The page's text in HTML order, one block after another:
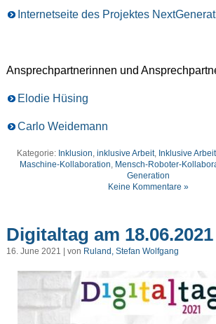
Internetseite des Projektes
Ansprechpartnerinnen und
Elodie Hüsing
Carlo Weidemann
Kategorie: Inklusion, inklusive Arbeit, Inklusive
Maschine-Kollaboration, Mensch-Roboter-
Generation
Keine Kommentare »
Digitaltag am 18.06.2021
16. June 2021 | von Ruland, Stefan Wolfgang